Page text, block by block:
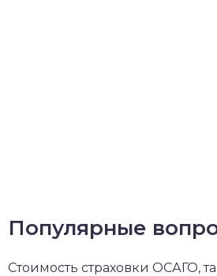
Популярные
Стоимость страховки ОСАГО,